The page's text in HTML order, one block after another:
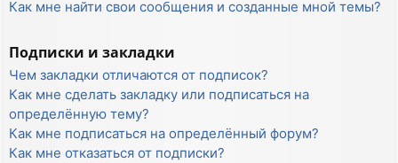
Как мне найти свои сообщения и созданные мной темы?
Подписки и закладки
Чем закладки отличаются от подписок?
Как мне сделать закладку или подписаться на
определённую тему?
Как мне подписаться на определённый форум?
Как мне отказаться от подписки?